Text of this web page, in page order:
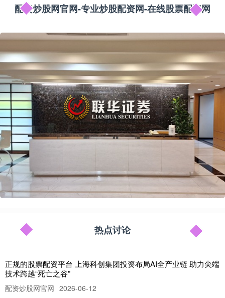
配资炒股网官网-专业炒股配资网-在线股票配资网
热点讨论
正规的股票配资平台 上海科创集团投资布局AI全产业链 助力尖端
技术跨越“死亡之谷”
配资炒股网官网 2026-06-12